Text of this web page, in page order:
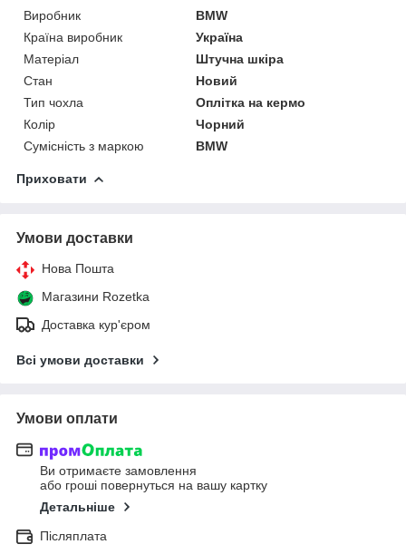
Виробник
BMW
Країна виробник
Україна
Матеріал
Штучна шкіра
Стан
Новий
Тип чохла
Оплітка на кермо
Колір
Чорний
Сумісність з маркою
BMW
Приховати
Умови доставки
Нова Пошта
Магазини Rozetka
Доставка кур'єром
Всі умови доставки
Умови оплати
Ви отримаєте замовлення
або гроші повернуться на вашу картку
Детальніше
Післяплата